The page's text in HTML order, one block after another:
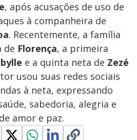
, após acusações de uso de
à companheira de
. Recentemente, a família
de Florença, a primeira
e a quinta neta de Zezé
usou suas redes sociais
à neta, expressando
sabedoria, alegria e
amor e paz.